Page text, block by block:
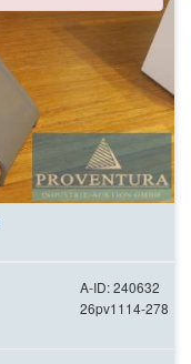
A-ID: 240632
26pv1114-278